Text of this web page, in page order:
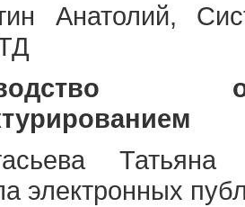
Анатолий,
Татьяна
электронных